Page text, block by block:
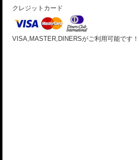
クレジットカード
VISA,MASTER,DINERSがご利用可能です！